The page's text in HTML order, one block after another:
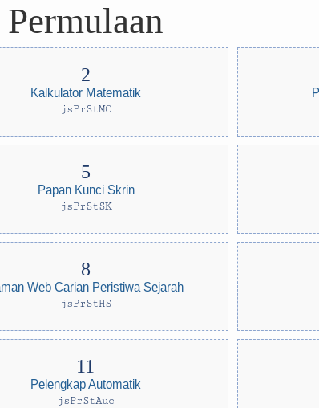
Permulaan
Kalkulator Matematik
jsPrStMC
Papan Kunci Skrin
jsPrStSK
Web Carian Peristiwa Sejarah
jsPrStHS
Pelengkap Automatik
jsPrStAuc